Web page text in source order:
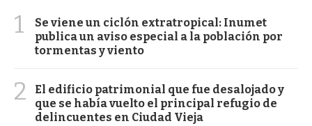
1
Se viene un ciclón extratropical: Inumet
publica un aviso especial a la población por
tormentas y viento
2
El edificio patrimonial que fue desalojado y
que se había vuelto el principal refugio de
delincuentes en Ciudad Vieja